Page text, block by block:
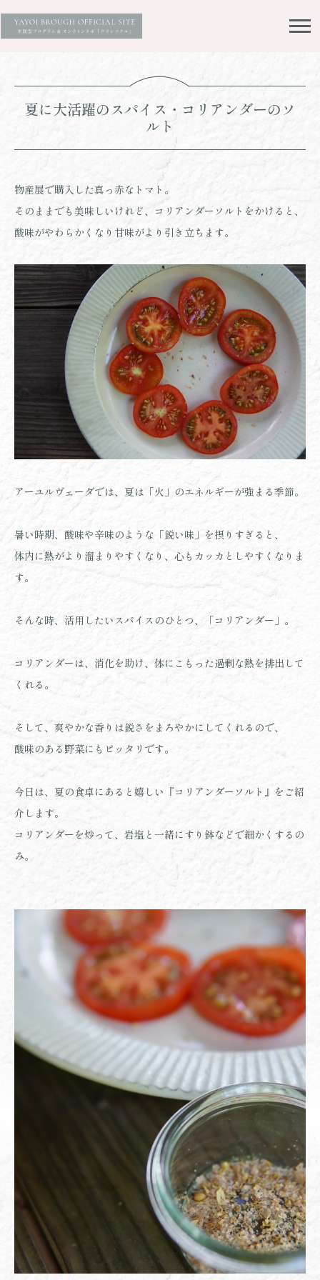
夏に大活躍のスパイス・コリアンダーのソ
ルト
物産展で購入した真っ赤なトマト。
そのままでも美味しいけれど、コリアンダーソルトをかけると、
酸味がやわらかくなり甘味がより引き立ちます。
アーユルヴェーダでは、夏は「火」のエネルギーが強まる季節。
暑い時期、酸味や辛味のような「鋭い味」を摂りすぎると、
体内に熱がより溜まりやすくなり、心もカッカとしやすくなりま
す。
そんな時、活用したいスパイスのひとつ、「コリアンダー」。
コリアンダーは、消化を助け、体にこもった過剰な熱を排出して
くれる。
そして、爽やかな香りは鋭さをまろやかにしてくれるので、
酸味のある野菜にもピッタリです。
今日は、 夏の食卓にあると嬉しい『コリアンダーソルト』をご紹
介します。
コリアンダーを炒って、岩塩と一緒にすり鉢などで細かくするの
み。